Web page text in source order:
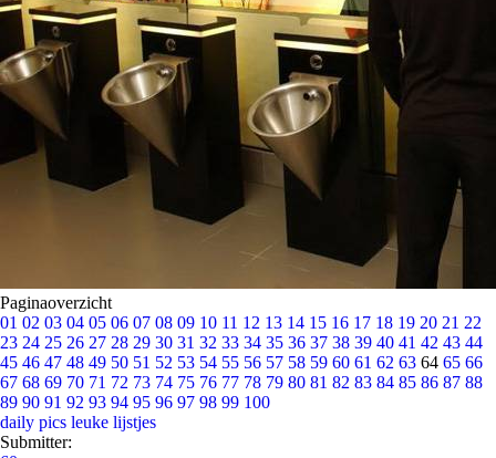
Paginaoverzicht
01 02 03 04 05 06 07 08 09 10 11 12 13 14 15 16 17 18 19 20 21 22
23 24 25 26 27 28 29 30 31 32 33 34 35 36 37 38 39 40 41 42 43 44
45 46 47 48 49 50 51 52 53 54 55 56 57 58 59 60 61 62 63 64 65 66
67 68 69 70 71 72 73 74 75 76 77 78 79 80 81 82 83 84 85 86 87 88
89 90 91 92 93 94 95 96 97 98 99 100
daily pics leuke lijstjes
Submitter: